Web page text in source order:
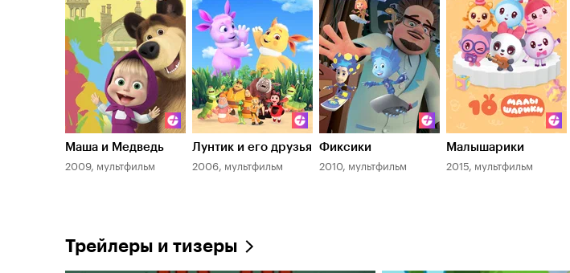
Маша и Медведь
2009, мультфильм
Лунтик и его друзья
2006, мультфильм
Фиксики
2010, мультфильм
Малышарики
2015, мультфильм
Трейлеры и тизеры